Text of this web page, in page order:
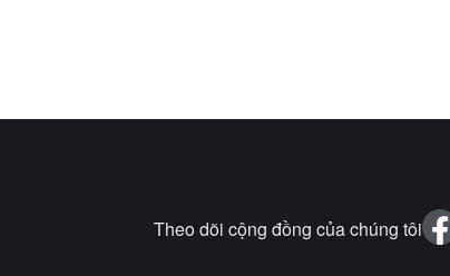
Theo dõi cộng đồng của chúng tôi